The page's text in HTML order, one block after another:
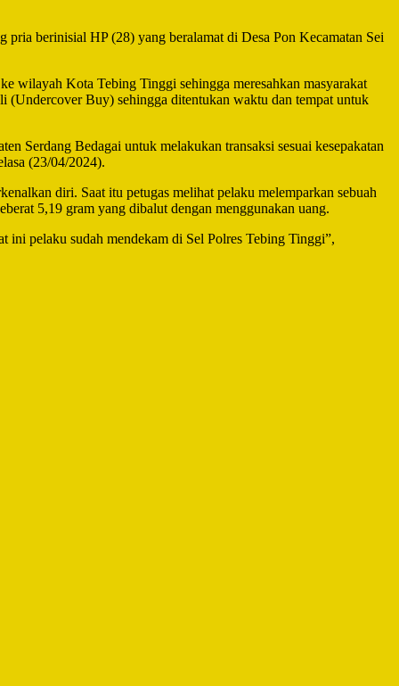
berinisial HP (28) yang beralamat di Desa Pon Kecamatan Sei
wilayah Kota Tebing Tinggi sehingga meresahkan masyarakat
(Undercover Buy) sehingga ditentukan waktu dan tempat untuk
Serdang Bedagai untuk melakukan transaksi sesuai kesepakatan
(23/04/2024).
diri. Saat itu petugas melihat pelaku melemparkan sebuah
5,19 gram yang dibalut dengan menggunakan uang.
ini pelaku sudah mendekam di Sel Polres Tebing Tinggi”,